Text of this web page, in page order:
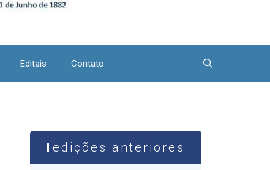
Editais Contato
edições anteriores